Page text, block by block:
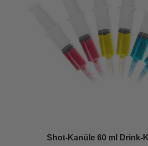
Shot-Kanüle 60 ml Drink-